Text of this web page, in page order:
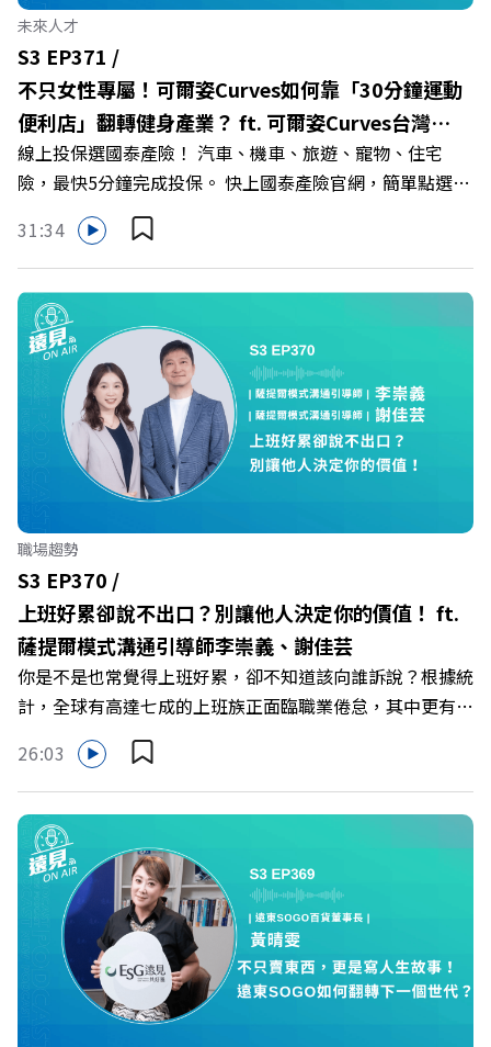
持人／遠見雜誌副社長兼遠見智庫總編輯 李建興 與談人／
樹德科技大學校長 王昭雄 +++++ 🎂歡慶遠見40歲生日！手
速搶下破天荒的獨家優惠
>>>https://gvmkt.pse.is/9e5pbz ✨關注《遠見》更多的社
群： LINE：https://reurl.cc/A4ELQp IG：
https://bit.ly/3AjBWNV YT：https://bit.ly/38jNi9k
Powered by Firstory Hosting
未來人才
S3 EP371 /
不只女性專屬！可爾姿Curves如何靠「30分鐘運動
便利店」翻轉健身產業？ ft. 可爾姿Curves台灣執
行長林宏遠
線上投保選國泰產險！ 汽車、機車、旅遊、寵物、住宅
險，最快5分鐘完成投保。 快上國泰產險官網，簡單點選，
保障立即到位！ https://fstry.pse.is/9eddvv —— 以上為
Firstory Podcast 廣告 —— 在健康意識抬頭、健身產業百
家爭鳴的激烈浪潮下，傳統的健身房該如何轉型突圍？ 本
集《遠見ON AIR》邀請到可爾姿Curves台灣執行長林宏
遠，帶你解析可爾姿如何打造出兼顧健康生活與女力創業的
健身新契機！ 🔺如何從「傳統大型健身房」轉型為「社區
運動便利店」？ 🔺運動如何落實最貼心的「女性專屬、零
壓力」空間？ 🔺對抗肌少症、預防高齡化！驚豔醫學界的
「社會處方」 🔺超高加盟成功率！為無數女性圓夢的「女
力互助與微型創業平台」 主持人／遠見雜誌副社長兼遠見
智庫總編輯 李建興 與談人／可爾姿Curves台灣執行長 林宏
遠 +++++ 🫧清除腦袋的盲點，也順手理清生活的雜亂。 點
開看質感養成術>> https://gvmkt.pse.is/9al3px ✨關注
《遠見》更多的社群： LINE：https://reurl.cc/A4ELQp
IG：https://bit.ly/3AjBWNV YT：https://bit.ly/38jNi9k
Powered by Firstory Hosting
31:34
職場趨勢
S3 EP370 /
上班好累卻說不出口？別讓他人決定你的價值！ ft.
薩提爾模式溝通引導師李崇義、謝佳芸
你是不是也常覺得上班好累，卻不知道該向誰訴說？根據統
計，全球有高達七成的上班族正面臨職業倦怠，其中更有三
成默默承受著「沉默的倦怠」。當主管的期待、同儕的競爭
與承上啟下的壓力成為日常，身在職場的我們該如何停止無
止境的自我懷疑，在人際風暴中找回安頓內心的力量？ 本
集《遠見ON AIR》邀請新書《透視職場冰山》作者、薩提
爾模式溝通引導師李崇義與謝佳芸，教你如何看穿職場底層
的應對姿態，以及在緊湊的職場節奏中，修煉安頓心法！
🔺你的自我價值，難道只能由考績和主管來決定？ 🔺你或
你的同事，正在用哪種「不一致」的姿態應對壓力？ 🔺如
何在中高壓的「三明治主管」困境中全身而退？ 主持人／
遠見雜誌總編輯 林讓均 與談人／薩提爾模式溝通引導師、
作者 李崇義、謝佳芸 +++++ 🫧清除腦袋的盲點，也順手理
26:03